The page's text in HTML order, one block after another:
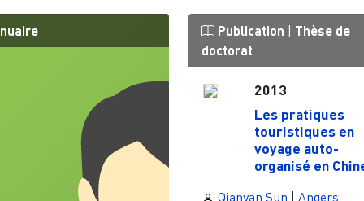
Publication
Thèse de
doctorat
2013
Les pratiques
touristiques en
voyage auto-
organisé en
Qianyan Sun Angers